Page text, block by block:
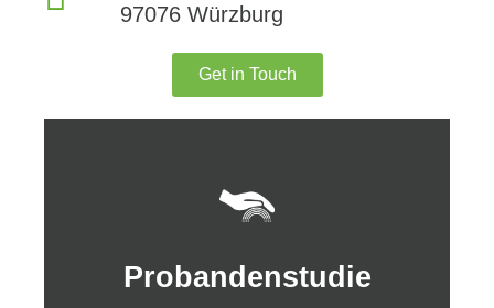
97076 Würzburg
Get in Touch
Probandenstudie
haptischen Tests
Erfahren Sie mehr